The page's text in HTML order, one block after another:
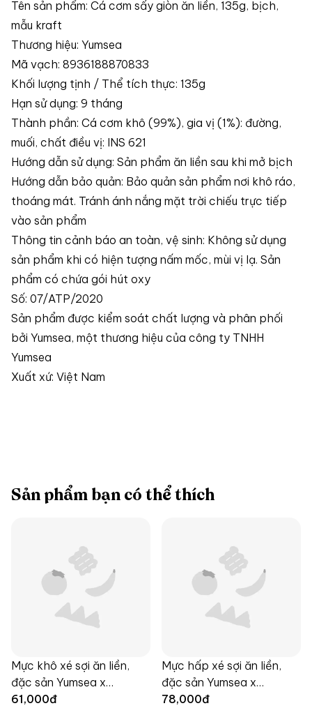
Tên sản phẩm: Cá cơm sấy giòn ăn liền, 135g, bịch,
mẫu kraft
Thương hiệu: Yumsea
Mã vạch: 8936188870833
Khối lượng tịnh / Thể tích thực: 135g
Hạn sử dụng: 9 tháng
Thành phần: Cá cơm khô (99%), gia vị (1%): đường,
muối, chất điều vị: INS 621
Hướng dẫn sử dụng: Sản phẩm ăn liền sau khi mở bịch
Hướng dẫn bảo quản: Bảo quản sản phẩm nơi khô ráo,
thoáng mát. Tránh ánh nắng mặt trời chiếu trực tiếp
vào sản phẩm
Thông tin cảnh báo an toàn, vệ sinh: Không sử dụng
sản phẩm khi có hiện tượng nấm mốc, mùi vị lạ. Sản
phẩm có chứa gói hút oxy
Số: 07/ATP/2020
Sản phẩm được kiểm soát chất lượng và phân phối
bởi Yumsea, một thương hiệu của công ty TNHH
Yumsea
Xuất xứ: Việt Nam
Sản phẩm bạn có thể thích
Mực khô xé sợi ăn liền,
đặc sản Yumsea x
Langfarm
61,000đ
Mực hấp xé sợi ăn liền,
đặc sản Yumsea x
Langfarm
78,000đ